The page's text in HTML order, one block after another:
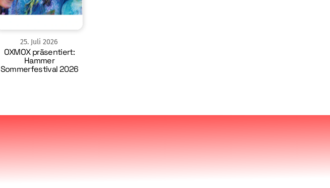
25. Juli 2026
OXMOX präsentiert:
Hammer
Sommerfestival 2026